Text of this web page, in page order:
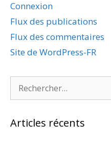
Connexion
Flux des publications
Flux des commentaires
Site de WordPress-FR
Rechercher :
Articles récents